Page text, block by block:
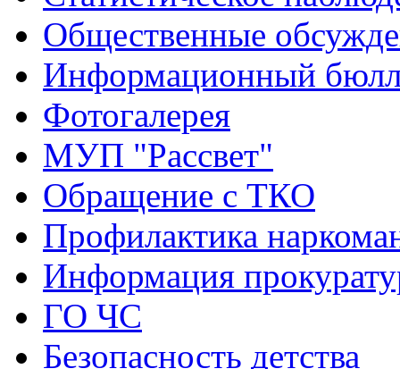
Общественные
Информационный
Фотогалерея
МУП "Рассвет"
Обращение с ТКО
Профилактика
Информация
ГО ЧС
Безопасность детства